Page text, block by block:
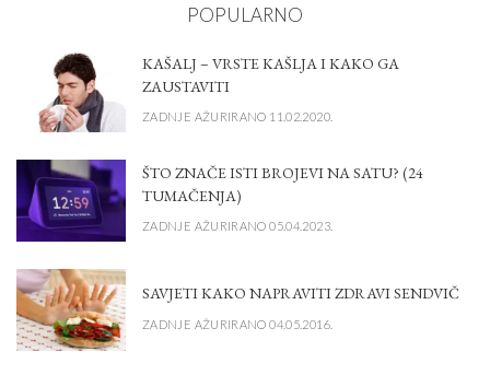
POPULARNO
KAŠALJ – VRSTE KAŠLJA I KAKO GA
ZAUSTAVITI
ZADNJE AŽURIRANO 11.02.2020.
ŠTO ZNAČE ISTI BROJEVI NA SATU? (24
TUMAČENJA)
ZADNJE AŽURIRANO 05.04.2023.
SAVJETI KAKO NAPRAVITI ZDRAVI SENDVIČ
ZADNJE AŽURIRANO 04.05.2016.